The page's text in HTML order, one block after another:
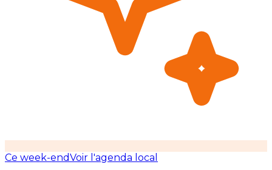
Ce week-endVoir l'agenda local